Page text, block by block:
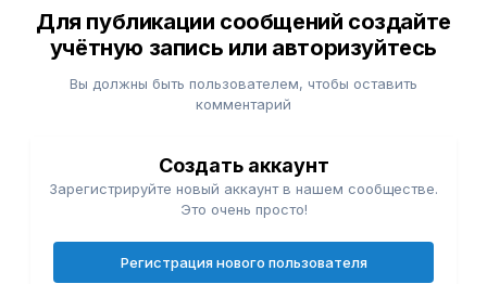
Для публикации сообщений создайте
учётную запись или авторизуйтесь
Вы должны быть пользователем, чтобы оставить
комментарий
Создать аккаунт
Зарегистрируйте новый аккаунт в нашем сообществе.
Это очень просто!
Регистрация нового пользователя